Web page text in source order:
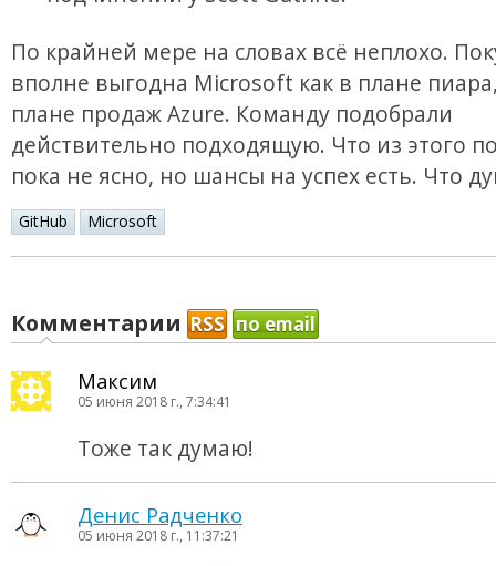
По крайней мере на словах всё неплохо.
вполне выгодна Microsoft как в плане
плане продаж Azure. Команду подобрали
действительно подходящую. Что из этого
пока не ясно, но шансы на успех есть. Что
GitHub Microsoft
Комментарии RSS по email
Максим
05 июня 2018 г., 7:34:41
Тоже так думаю!
Денис Радченко
05 июня 2018 г., 11:37:21